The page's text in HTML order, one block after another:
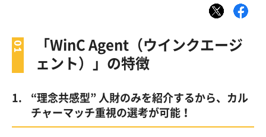
「WinC Agent（ウインクエージ
ェント）」の特徴
“理念共感型” 人財のみを紹介するから、カル
チャーマッチ重視の選考が可能！